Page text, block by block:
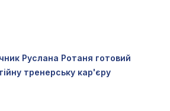
Руслана Ротаня готовий
тренерську кар'єру